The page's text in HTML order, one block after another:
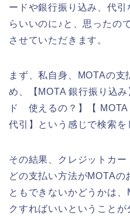
ードや銀行振り込み、代
らいいのに♪と、思ったの
させていただきます。
まず、私自身、MOTAの支
め、【MOTA 銀行振り込
ド 使えるの？】【 MOTA
代引】という感じで検索を
その結果、クレジットカ
どの支払い方法がMOTA
ともできないかどうかは
クすればいいということが